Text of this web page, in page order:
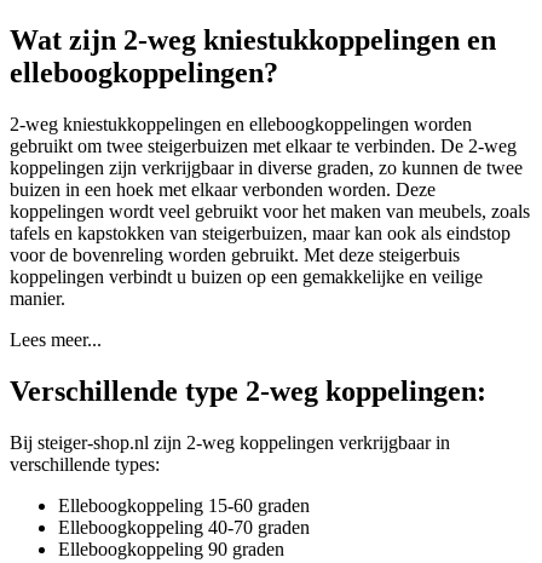
Wat zijn 2-weg kniestukkoppelingen en
elleboogkoppelingen?
2-weg kniestukkoppelingen en elleboogkoppelingen worden
gebruikt om twee steigerbuizen met elkaar te verbinden. De 2-weg
koppelingen zijn verkrijgbaar in diverse graden, zo kunnen de twee
buizen in een hoek met elkaar verbonden worden. Deze
koppelingen wordt veel gebruikt voor het maken van meubels, zoals
tafels en kapstokken van steigerbuizen, maar kan ook als eindstop
voor de bovenreling worden gebruikt. Met deze steigerbuis
koppelingen verbindt u buizen op een gemakkelijke en veilige
manier.
Lees meer...
Verschillende type 2-weg koppelingen:
Bij steiger-shop.nl zijn 2-weg koppelingen verkrijgbaar in
verschillende types:
Elleboogkoppeling 15-60 graden
Elleboogkoppeling 40-70 graden
Elleboogkoppeling 90 graden